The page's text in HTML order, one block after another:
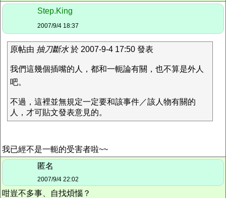
Step.King
2007/9/4 18:37
原帖由 抽刀斷水於 2007-9-4 17:50 發表
我們這幾個插嘴的人，都和一軛論有關，也不算是外人
吧。
不過，這裡並無規定一定要和該事件／該人物有關的
人，才可貼文發表意見的。
我已經不是一軛的受害者啦~~
匿名
2007/9/4 22:02
咁豈不多事、自找煩惱？